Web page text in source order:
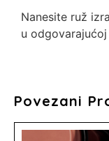
Nanesite ruž
u odgovarajućoj
Povezani